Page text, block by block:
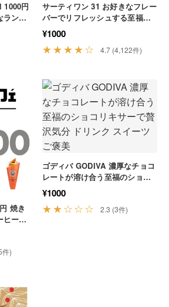
1000円
ランジ
下着
サーティワン 31 お好きなフレー
バーでリフレッシュする至福の
アイスタイム おやつ スイーツ
ギフト
¥1000
★★★★☆ 4.7 (4,122件)
焼き
ヒーで
ラン
件)
ゴディバ GODIVA 濃厚なチョコ
レートが溶け合う至福のショコ
リキサーで贅沢気分 ドリンク ス
イーツ ご褒美
¥1000
★★☆☆☆ 2.3 (3件)